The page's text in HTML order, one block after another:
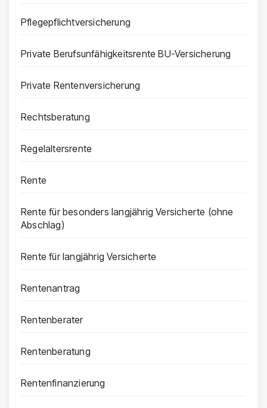
Pflegepflichtversicherung
Private Berufsunfähigkeitsrente BU-Versicherung
Private Rentenversicherung
Rechtsberatung
Regelaltersrente
Rente
Rente für besonders langjährig Versicherte (ohne
Abschlag)
Rente für langjährig Versicherte
Rentenantrag
Rentenberater
Rentenberatung
Rentenfinanzierung